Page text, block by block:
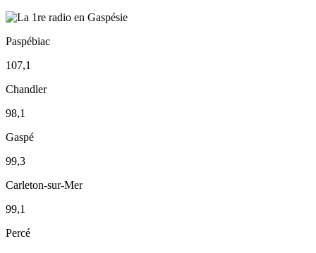
Paspébiac
107,1
Chandler
98,1
Gaspé
99,3
Carleton-sur-Mer
99,1
Percé